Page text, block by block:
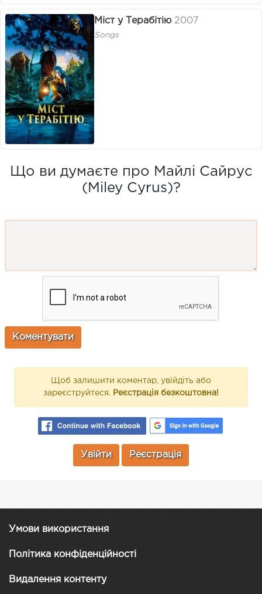
Міст у Терабітію 2007
Songs
Що ви думаєте про Майлі Сайрус
(Miley Cyrus)?
Щоб залишити коментар, увійдіть або
зареєструйтеся. Реєстрація безкоштовна!
Увійти Реєстрація
Умови використання
Політика конфіденційності
Видалення контенту